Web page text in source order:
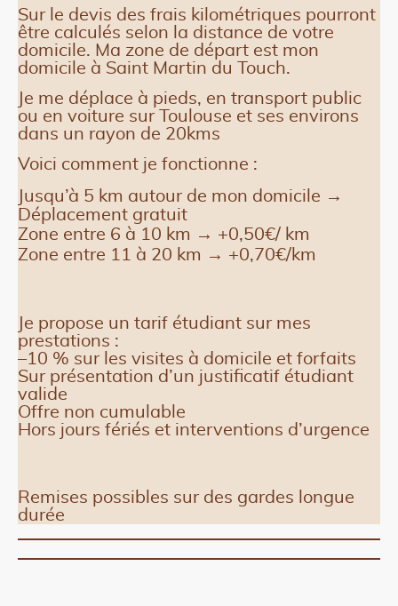
Sur le devis des frais kilométriques pourront
être calculés selon la distance de votre
domicile. Ma zone de départ est mon
domicile à Saint Martin du Touch.
Je me déplace à pieds, en transport public
ou en voiture sur Toulouse et ses environs
dans un rayon de 20kms
Voici comment je fonctionne :
Jusqu’à 5 km autour de mon domicile →
Déplacement gratuit
Zone entre 6 à 10 km → +0,50€/ km
Zone entre 11 à 20 km → +0,70€/km
Je propose un tarif étudiant sur mes
prestations :
–10 % sur les visites à domicile et forfaits
Sur présentation d’un justificatif étudiant
valide
Offre non cumulable
Hors jours fériés et interventions d’urgence
Remises possibles sur des gardes longue
durée